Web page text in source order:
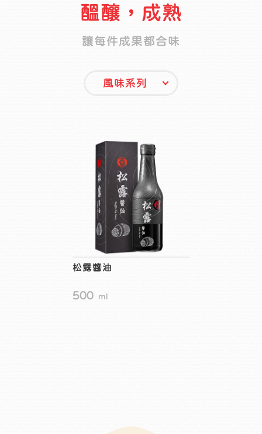
醞釀，成熟
讓每件成果都合味
風味系列
松露醬油
500 ml